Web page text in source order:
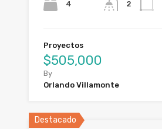
4 2
Proyectos
$505,000
By
Orlando Villamonte
Destacado